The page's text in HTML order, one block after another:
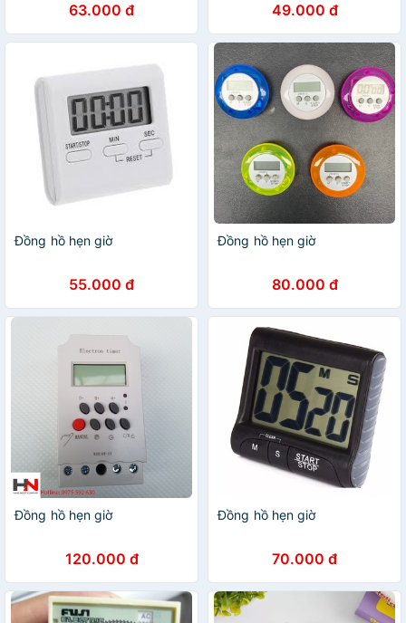
63.000 đ 49.000 đ
Đồng hồ hẹn giờ
55.000 đ
Đồng hồ hẹn giờ
80.000 đ
Đồng hồ hẹn giờ
120.000 đ
Đồng hồ hẹn giờ
70.000 đ